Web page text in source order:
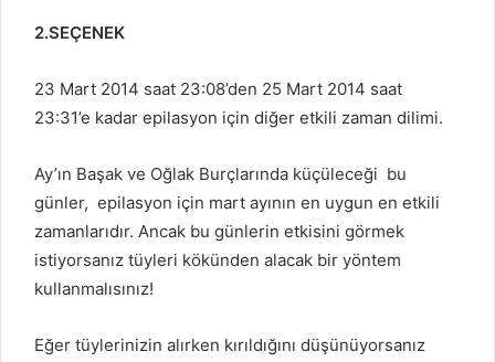
2.SEÇENEK
23 Mart 2014 saat 23:08’den 25 Mart 2014 saat
23:31’e kadar epilasyon için diğer etkili zaman dilimi.
Ay’ın Başak ve Oğlak Burçlarında küçüleceği bu
günler, epilasyon için mart ayının en uygun en etkili
zamanlarıdır. Ancak bu günlerin etkisini görmek
istiyorsanız tüyleri kökünden alacak bir yöntem
kullanmalısınız!
Eğer tüylerinizin alırken kırıldığını düşünüyorsanız